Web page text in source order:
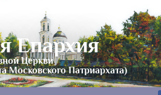
Епархия
Церкви
Московского Патриархата)